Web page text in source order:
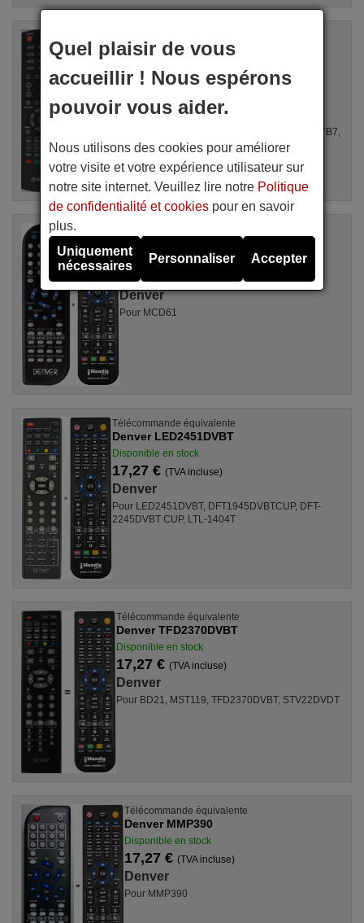
Denver LED4206
17,27 €(TVA incluse)
Denver
TQL40F4PR004, LED4207, CELED75UHD0317B7,
LED-4071T2CS, TBU60UHDPR001.133, TTE-
Denver MCD62
Disponible en stock
17,27 €
Denver
Pour MCD61
Télécommande équivalente
Denver LED2451DVBT
Disponible en stock
17,27 € (TVA incluse)
Denver
Pour LED2451DVBT, DFT1945DVBTCUP, DFT-
2245DVBT CUP, LTL-1404T
Télécommande équivalente
Denver TFD2370DVBT
Disponible en stock
17,27 €(TVA incluse)
Denver
Pour BD21, MST119, TFD2370DVBT, STV22DVDT
Télécommande équivalente
Denver MMP390
Disponible en stock
17,27 €(TVA incluse)
Denver
Pour MMP390
Quel plaisir de vous
accueillir ! Nous espérons
pouvoir vous aider.
Nous utilisons des cookies pour améliorer
votre visite et votre expérience utilisateur sur
notre site internet. Veuillez lire notre Politique
de confidentialité et cookies pour en savoir
plus.
Uniquement
nécessaires
Personnaliser Accepter